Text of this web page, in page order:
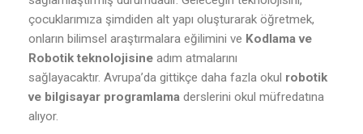
çocuklarımıza şimdiden alt yapı oluşturarak öğretmek,
onların bilimsel araştırmalara eğilimini ve Kodlama ve
Robotik teknolojisine adım atmalarını
sağlayacaktır. Avrupa’da gittikçe daha fazla okul robotik
ve bilgisayar programlama derslerini okul müfredatına
alıyor.